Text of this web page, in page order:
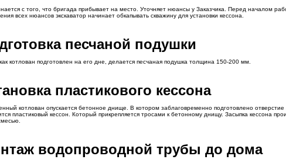
с того, что бригада прибывает на место. Уточняет нюансы у Заказчика. Перед началом
всех нюансов экскаватор начинает обкапывать скважину для установки кессона.
песчаной подушки
котлован подготовлен на его дне, делается песчаная подушка толщина 150-200 мм.
пластикового кессона
котлован опускается бетонное днище. В котором заблаговременно подготовлено
пластиковый кессон. Который прикрепляется тросами к бетонному днищу. Засыпка кессона
водопроводной трубы до дома